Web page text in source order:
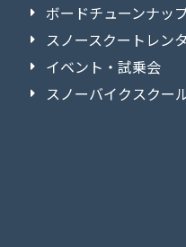
ボードチューンナッ
スノースクートレン
イベント・試乗会
スノーバイクスクー